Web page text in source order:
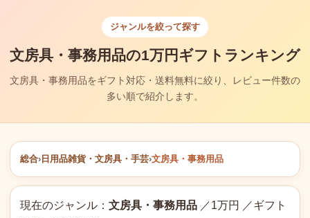
ジャンルを絞って探す
文房具・事務用品の1万円ギフトランキング
文房具・事務用品をギフト対応・送料無料に絞り、レビュー件数の
多い順で紹介します。
総合› 日用品雑貨・文房具・手芸›文房具・事務用品
現在のジャンル： 文房具・事務用品 ／1万円 ／ギフト